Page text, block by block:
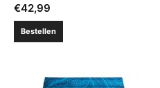
€42,99
Bestellen